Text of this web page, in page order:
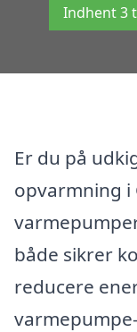
Indhent 3
Er du på
opvarmning
både sikrer
reducere